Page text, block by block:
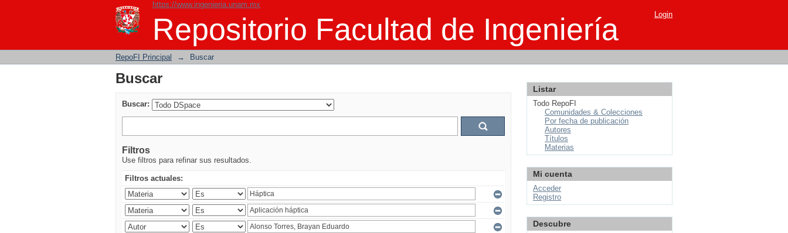
https://www.ingenieria.unam.mx
Repositorio Facultad de Ingeniería
Buscar Login
RepoFI Principal → Buscar
Buscar
Buscar:
Filtros
Use filtros para refinar sus resultados.
Filtros actuales:
Listar
Todo RepoFI
Comunidades & Colecciones
Por fecha de publicación
Autores
Títulos
Materias
Mi cuenta
Acceder
Registro
Descubre